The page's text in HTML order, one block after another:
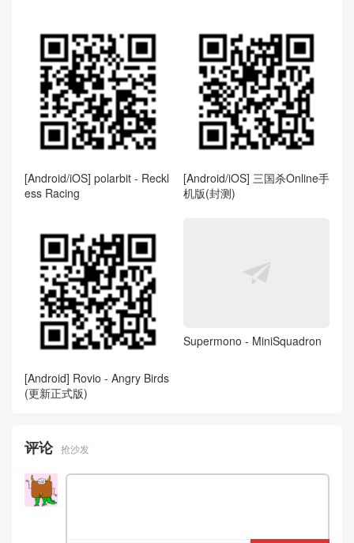
[Android/iOS] polarbit - Reckl
ess Racing
[Android/iOS] 三国杀Online手
机版(封测)
[Android] Rovio - Angry Birds
(更新正式版)
Supermono - MiniSquadron
评论 抢沙发